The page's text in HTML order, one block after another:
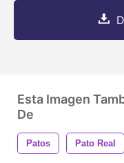
Esta Imagen
De
Patos Pato Real